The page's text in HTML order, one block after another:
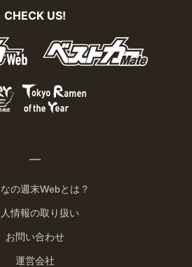
CHECK US!
の週末Webとは？
情報の取り扱い
お問い合わせ
運営会社